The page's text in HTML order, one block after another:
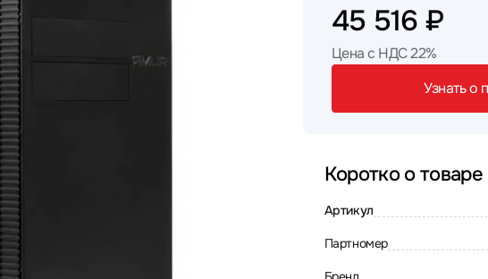
45 516 ₽
Цена с НДС 22%
Узнать о
Коротко о товаре
Артикул
Партномер